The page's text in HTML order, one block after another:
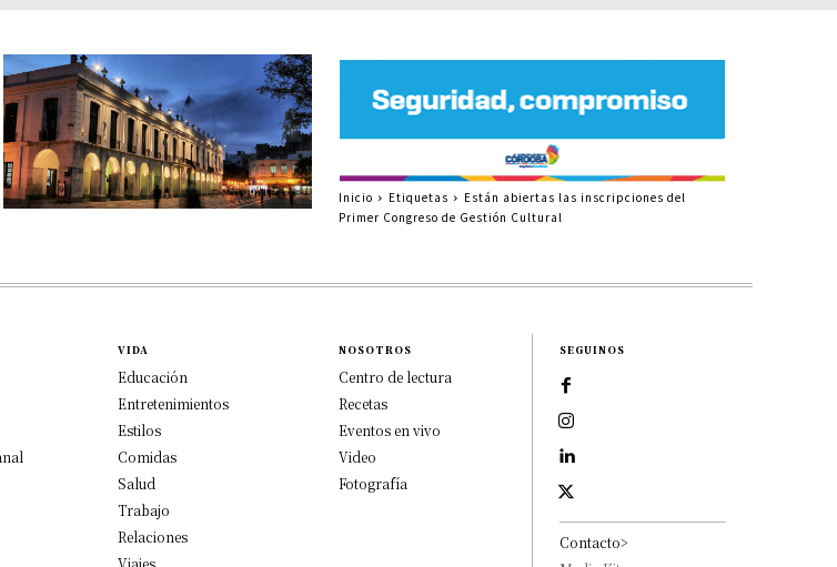
Inicio Etiquetas
Están abiertas las inscripciones del
Primer Congreso de Gestión Cultural
VIDA
Educación
Entretenimientos
Estilos
Comidas
Salud
Trabajo
Relaciones
Viajes
NOSOTROS
Centro de lectura
Recetas
Eventos en vivo
Video
Fotografía
SEGUINOS
Contacto>